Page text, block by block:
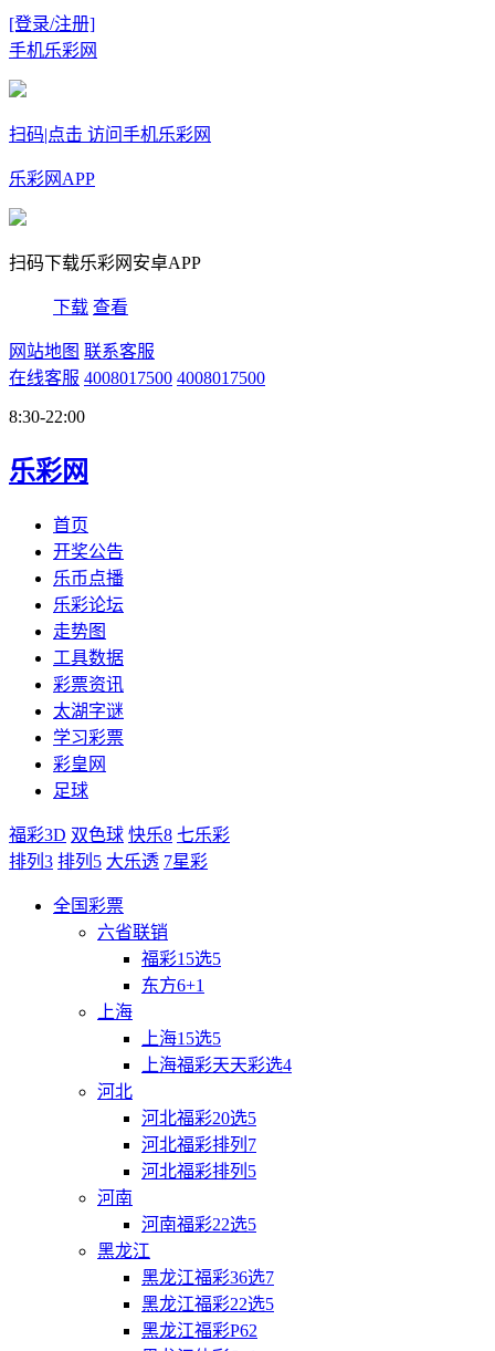
[登录/注册]
手机乐彩网
扫码|点击 访问手机乐彩网
乐彩网APP
扫码下载乐彩网安卓APP
下载 查看
网站地图 联系客服
在线客服 4008017500 4008017500
8:30-22:00
乐彩网
首页
开奖公告
乐币点播
乐彩论坛
走势图
工具数据
彩票资讯
太湖字谜
学习彩票
彩皇网
足球
福彩3D 双色球 快乐8 七乐彩
排列3 排列5 大乐透 7星彩
全国彩票
六省联销
福彩15选5
东方6+1
上海
上海15选5
上海福彩天天彩选4
河北
河北福彩20选5
河北福彩排列7
河北福彩排列5
河南
河南福彩22选5
黑龙江
黑龙江福彩36选7
黑龙江福彩22选5
黑龙江福彩P62